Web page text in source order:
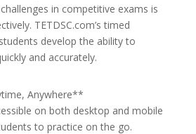
in competitive exams is
TETDSC.com’s timed
develop the ability to
and accurately.
Anywhere**
on both desktop and mobile
to practice on the go.